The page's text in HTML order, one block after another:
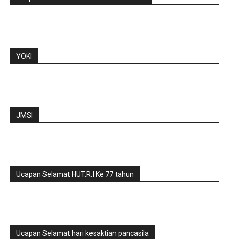
YOKI
JMSI
Ucapan Selamat HUT.R.I Ke 77 tahun
Ucapan Selamat hari kesaktian pancasila